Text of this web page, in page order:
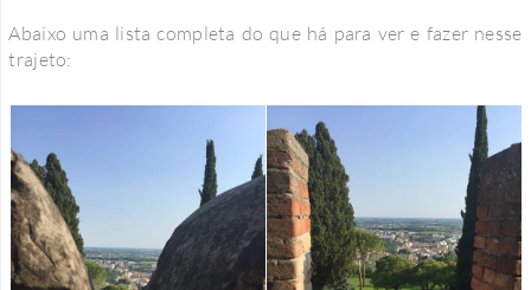
Abaixo uma lista completa do que há para ver e fazer nesse
trajeto: